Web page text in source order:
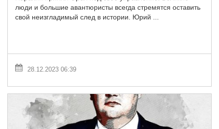
люди и большие авантюристы всегда стремятся оставить
свой неизгладимый след в истории. Юрий ...
28.12.2023 06:39